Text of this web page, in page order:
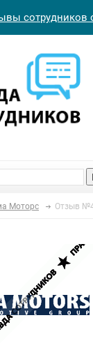
сотрудников
Моторс Отзыв